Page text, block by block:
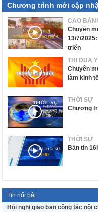
Chương trình mới cập
CAO
Chuyên
13/7/
triển
THI ĐUA
Chuyên
làm kinh
THỜI SỰ
Chương
THỜI SỰ
Bản tin
Tin nổi bật
Hội nghị giao ban công tác nội